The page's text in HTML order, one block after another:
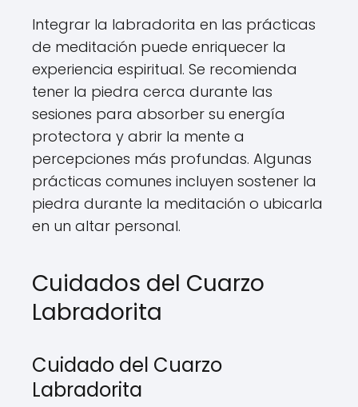
Integrar la labradorita en las prácticas
de meditación puede enriquecer la
experiencia espiritual. Se recomienda
tener la piedra cerca durante las
sesiones para absorber su energía
protectora y abrir la mente a
percepciones más profundas. Algunas
prácticas comunes incluyen sostener la
piedra durante la meditación o ubicarla
en un altar personal.
Cuidados del Cuarzo
Labradorita
Cuidado del Cuarzo
Labradorita